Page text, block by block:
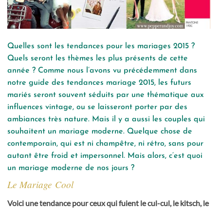
Quelles sont les tendances pour les mariages 2015 ?
Quels seront les thèmes les plus présents de cette
année ? Comme nous l’avons vu précédemment dans
notre guide des tendances mariage 2015, les futurs
mariés seront souvent séduits par une thématique aux
influences vintage, ou se laisseront porter par des
ambiances très nature. Mais il y a aussi les couples qui
souhaitent un mariage moderne. Quelque chose de
contemporain, qui est ni champêtre, ni rétro, sans pour
autant être froid et impersonnel. Mais alors, c’est quoi
un mariage moderne de nos jours ?
Le Mariage Cool
Voici une tendance pour ceux qui fuient le cul-cul, le kitsch, le